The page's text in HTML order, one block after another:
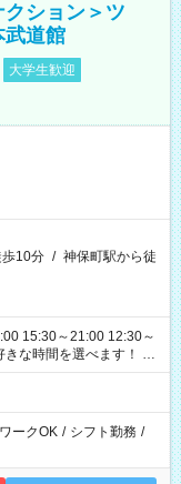
ション＞ツ
武道館
大学生歓迎
10分 / 神保町駅から徒
15:30～21:00 12:30～
ークOK / シフト勤務 /